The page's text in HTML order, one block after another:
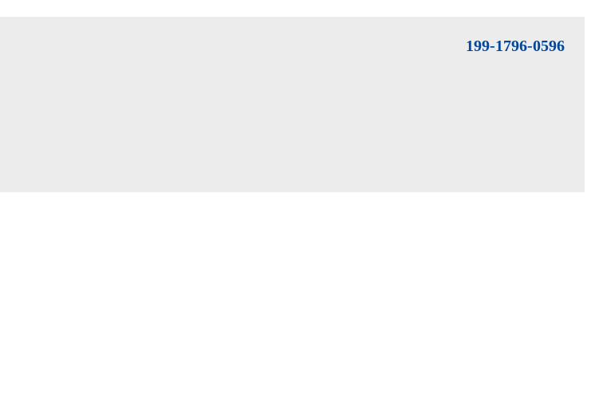
199-1796-0596